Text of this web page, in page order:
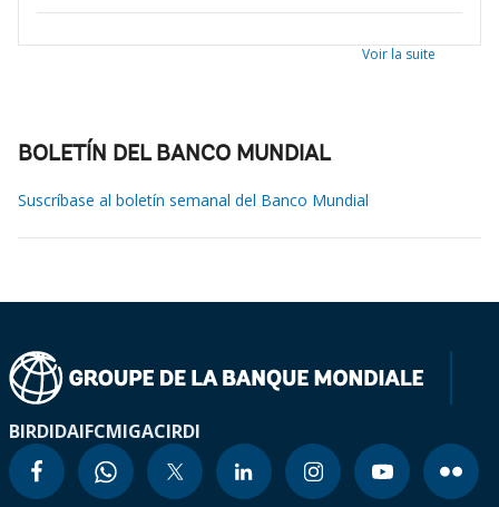
Voir la suite
BOLETÍN DEL BANCO MUNDIAL
Suscríbase al boletín semanal del Banco Mundial
BIRDIDAIFCMIGACIRDI